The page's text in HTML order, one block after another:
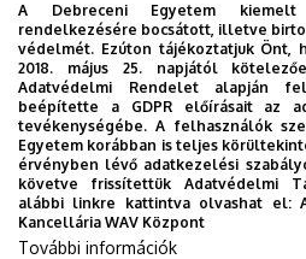
Szervezeti egység
E-mail cím
Weboldal
A Debreceni Egyetem
rendelkezésére bocsátott, illetve
védelmét. Ezúton tájékoztatjuk Önt,
2018. május 25. napjától
Adatvédelmi Rendelet alapján
beépítette a GDPR előírásait az
tevékenységébe. A felhasználók
Egyetem korábban is teljes
érvényben lévő adatkezelési
követve frissítettük Adatvédelmi
alábbi linkre kattintva olvashat el:
Kancellária WAV Központ
További információk